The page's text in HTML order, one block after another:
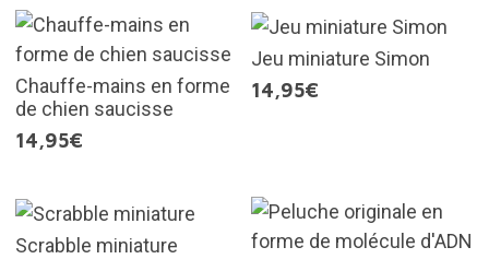
Chauffe-mains en forme
de chien saucisse
14,95€
Jeu miniature Simon
14,95€
Scrabble miniature